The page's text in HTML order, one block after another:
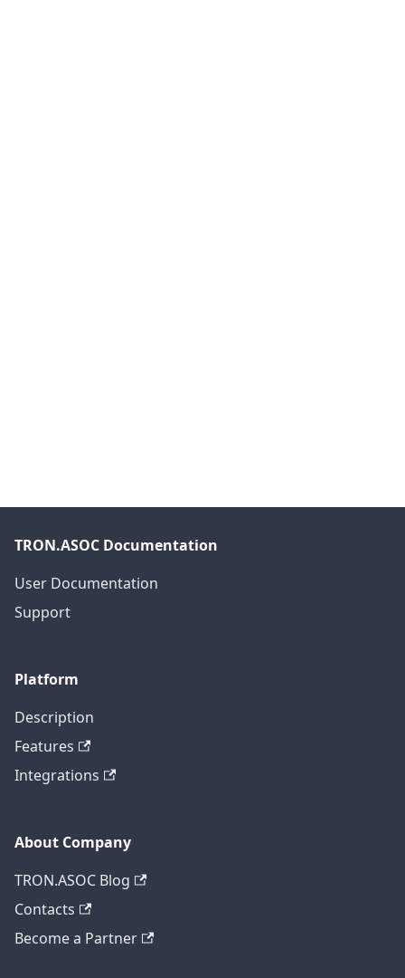
TRON.ASOC Documentation
User Documentation
Support
Platform
Description
Features
Integrations
About Company
TRON.ASOC Blog
Contacts
Become a Partner